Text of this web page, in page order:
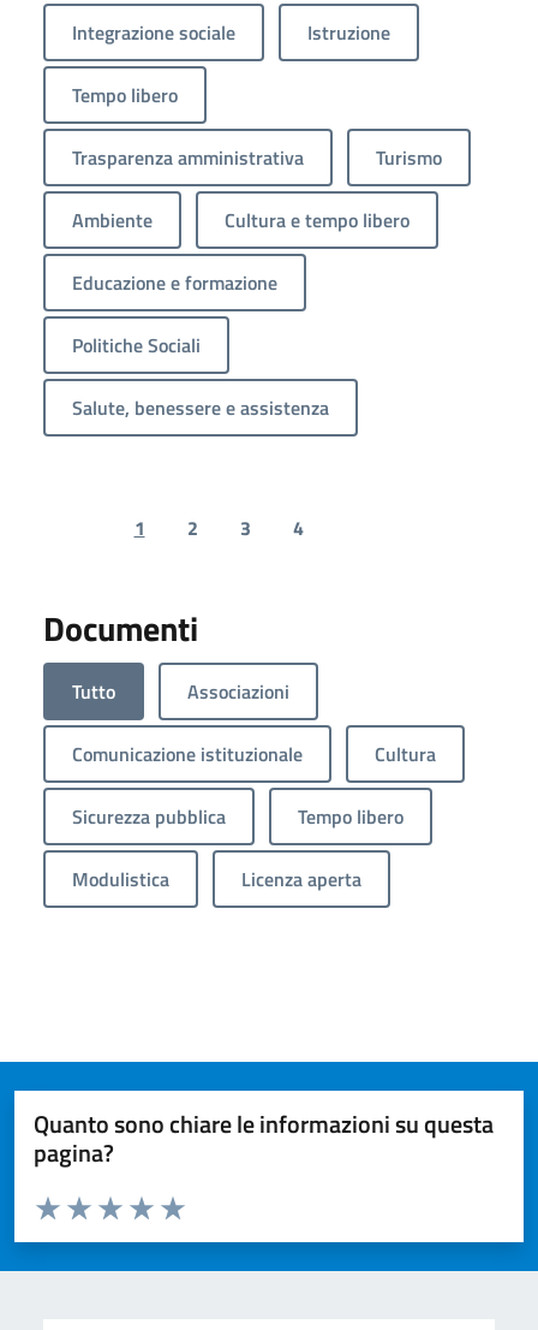
Integrazione sociale Istruzione
Tempo libero
Trasparenza amministrativa Turismo
Ambiente Cultura e tempo libero
Educazione e formazione
Politiche Sociali
Salute, benessere e assistenza
Previous page
1 2 3 4
Documenti
Tutto Associazioni
Comunicazione istituzionale Cultura
Sicurezza pubblica Tempo libero
Modulistica Licenza aperta
Quanto sono chiare le informazioni su questa
pagina?
Valuta da 1 a 5 stelle la pagina
Valuta 5 stelle su 5
Valuta 4 stelle su 5
Valuta 3 stelle su 5
Valuta 2 stelle su 5
Valuta 1 stelle su 5